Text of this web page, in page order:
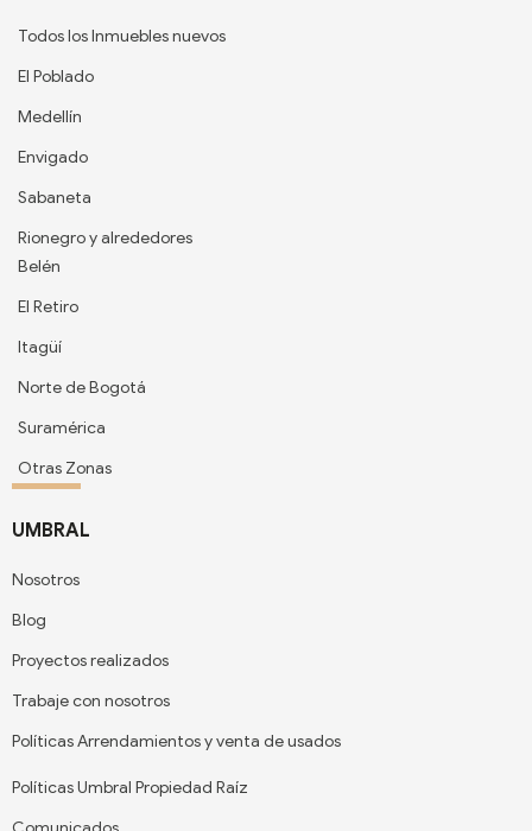
Todos los Inmuebles nuevos
El Poblado
Medellín
Envigado
Sabaneta
Rionegro y alrededores
Belén
El Retiro
Itagüí
Norte de Bogotá
Suramérica
Otras Zonas
UMBRAL
Nosotros
Blog
Proyectos realizados
Trabaje con nosotros
Políticas Arrendamientos y venta de usados
Políticas Umbral Propiedad Raíz